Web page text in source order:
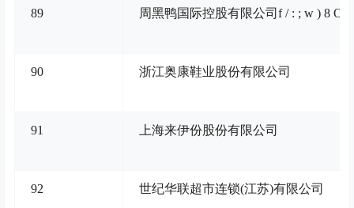
89 周黑鸭国际控股有限公司 f / : ; w ) 8 O 8
90 浙江奥康鞋业股份有限公司
91 上海来伊份股份有限公司
92 世纪华联超市连锁(江苏)有限公司